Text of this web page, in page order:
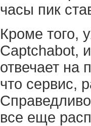
часы пик
Кроме того,
Captchabot,
отвечает на
что сервис,
все еще